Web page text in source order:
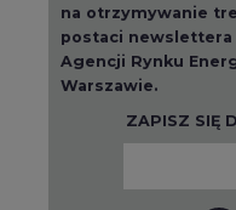
na otrzymywanie
postaci
Agencji Rynku
Warszawie.
ZAPISZ SIĘ